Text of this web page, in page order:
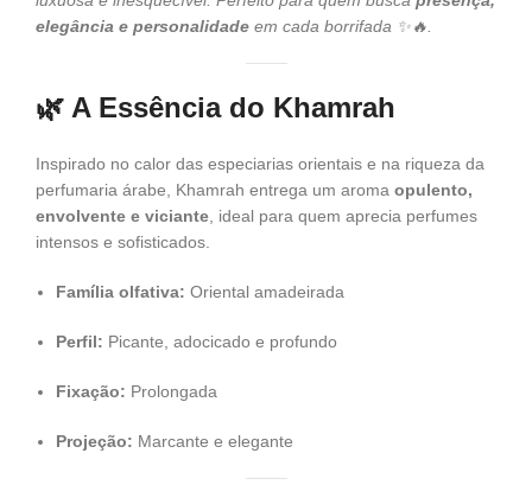
elegância e personalidade em cada borrifada ✨🔥.
🌿 A Essência do Khamrah
Inspirado no calor das especiarias orientais e na riqueza da
perfumaria árabe, Khamrah entrega um aroma opulento,
envolvente e viciante, ideal para quem aprecia perfumes
intensos e sofisticados.
Família olfativa: Oriental amadeirada
Perfil: Picante, adocicado e profundo
Fixação: Prolongada
Projeção: Marcante e elegante